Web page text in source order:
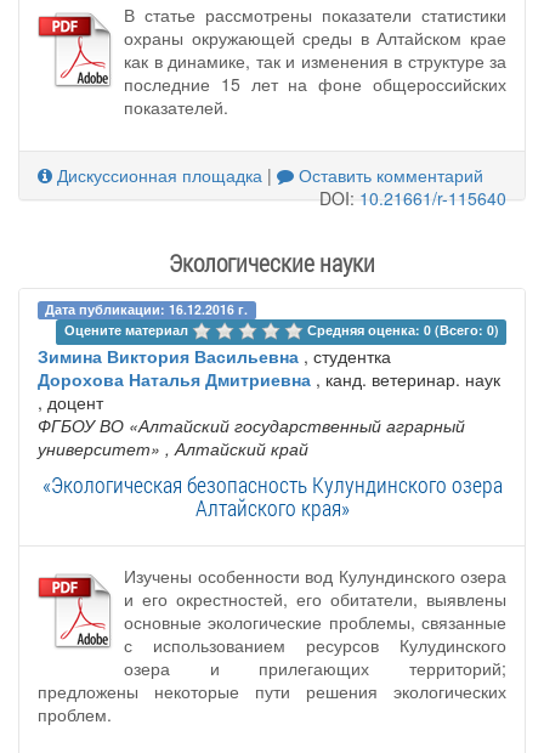
В статье рассмотрены показатели статистики
охраны окружающей среды в Алтайском крае
как в динамике, так и изменения в структуре за
последние 15 лет на фоне общероссийских
показателей.
Дискуссионная площадка |
Оставить комментарий
DOI:10.21661/r-115640
Экологические науки
Дата публикации: 16.12.2016 г.
Оцените материал
Средняя оценка: 0 (Всего: 0)
Зимина Виктория Васильевна , студентка
Дорохова Наталья Дмитриевна , канд. ветеринар. наук
, доцент
ФГБОУ ВО «Алтайский государственный аграрный
университет» , Алтайский край
«Экологическая безопасность Кулундинского озера
Алтайского края»
Изучены особенности вод Кулундинского озера
и его окрестностей, его обитатели, выявлены
основные экологические проблемы, связанные
с использованием ресурсов Кулудинского
озера и прилегающих территорий;
предложены некоторые пути решения экологических
проблем.